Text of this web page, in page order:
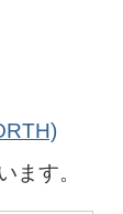
ます。